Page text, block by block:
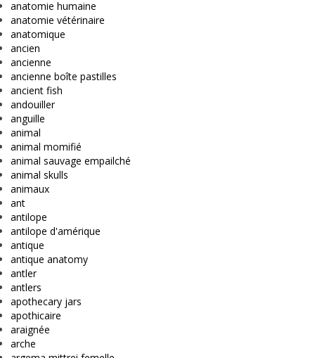
anatomie humaine
anatomie vétérinaire
anatomique
ancien
ancienne
ancienne boîte pastilles
ancient fish
andouiller
anguille
animal
animal momifié
animal sauvage empailché
animal skulls
animaux
ant
antilope
antilope d'amérique
antique
antique anatomy
antler
antlers
apothecary jars
apothicaire
araignée
arche